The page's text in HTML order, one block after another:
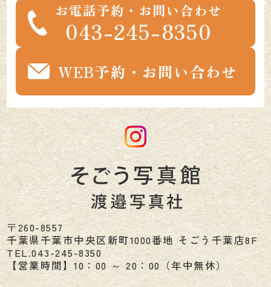
お電話予約・お問い合わせ
043-245-8350
WEB予約・お問い合わせ
〒260-8557
千葉県千葉市中央区新町1000番地 そごう千葉店8F
TEL.043-245-8350
【営業時間】10：00 ～ 20：00（年中無休）